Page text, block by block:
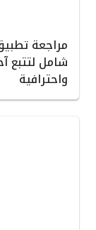
شامل لتتبع
واحترافية